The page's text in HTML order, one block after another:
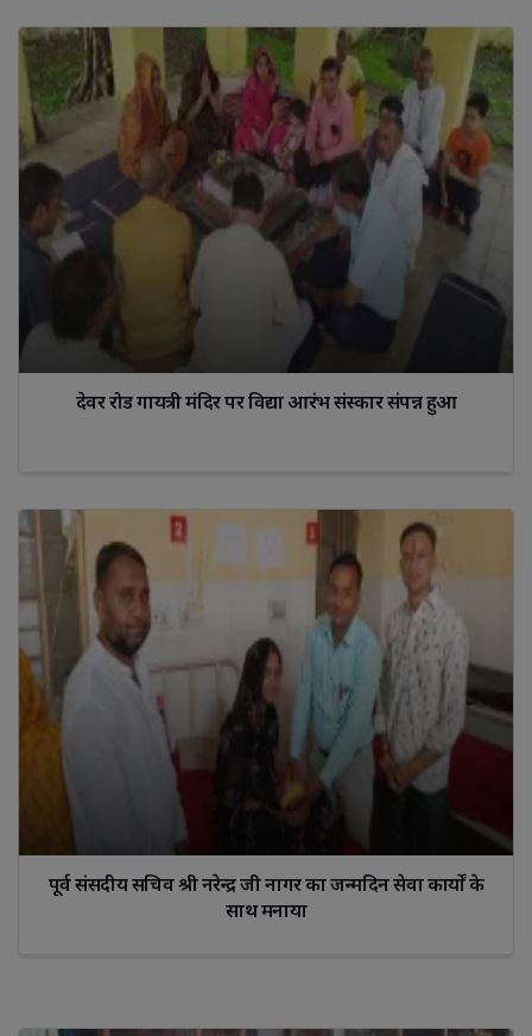
देवर रोड गायत्री मंदिर पर विद्या आरंभ संस्कार संपन्न हुआ
पूर्व संसदीय सचिव श्री नरेन्द्र जी नागर का जन्मदिन सेवा कार्यों के
साथ मनाया